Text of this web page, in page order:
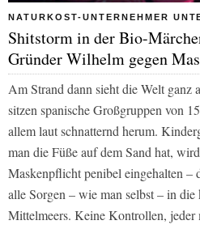
NATURKOST-UNTERNEHMER
Shitstorm in der Bio-
Gründer Wilhelm gegen
Am Strand dann sieht die Welt ganz
sitzen spanische Großgruppen von
allem laut schnatternd herum.
man die Füße auf dem Sand hat,
Maskenpflicht penibel eingehalten –
alle Sorgen – wie man selbst – in
Mittelmeers. Keine Kontrollen,